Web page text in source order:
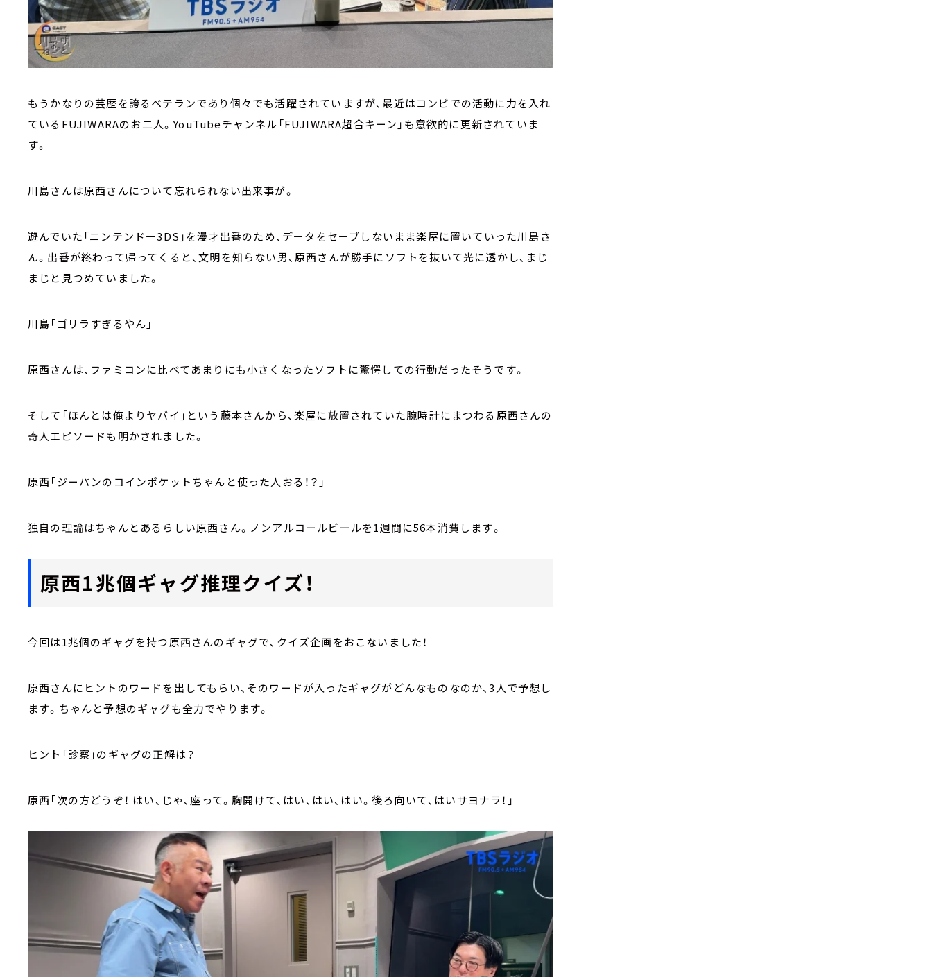
もうかなりの芸歴を誇るベテランであり個々でも活躍されていますが、最近はコンビでの活動に力を入れ
ているFUJIWARAのお二人。YouTubeチャンネル「FUJIWARA超合キーン」も意欲的に更新されていま
す。
川島さんは原西さんについて忘れられない出来事が。
遊んでいた「ニンテンドー3DS」を漫才出番のため、データをセーブしないまま楽屋に置いていった川島さ
ん。出番が終わって帰ってくると、文明を知らない男、原西さんが勝手にソフトを抜いて光に透かし、まじ
まじと見つめていました。
川島「ゴリラすぎるやん」
原西さんは、ファミコンに比べてあまりにも小さくなったソフトに驚愕しての行動だったそうです。
そして「ほんとは俺よりヤバイ」という藤本さんから、楽屋に放置されていた腕時計にまつわる原西さんの
奇人エピソードも明かされました。
原西「ジーパンのコインポケットちゃんと使った人おる！？」
独自の理論はちゃんとあるらしい原西さん。ノンアルコールビールを1週間に56本消費します。
原西1兆個ギャグ推理クイズ！
今回は1兆個のギャグを持つ原西さんのギャグで、クイズ企画をおこないました！
原西さんにヒントのワードを出してもらい、そのワードが入ったギャグがどんなものなのか、3人で予想し
ます。ちゃんと予想のギャグも全力でやります。
ヒント「診察」のギャグの正解は？
原西「次の方どうぞ！ はい、じゃ、座って。胸開けて、はい、はい、はい。後ろ向いて、はいサヨナラ！」